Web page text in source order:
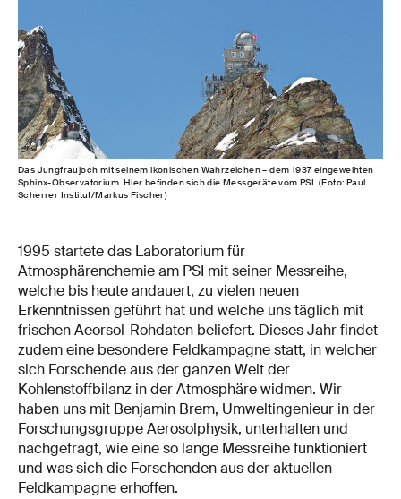
Das Jungfraujoch mit seinem ikonischen Wahrzeichen – dem 1937 eingeweihten
Sphinx-Observatorium. Hier befinden sich die Messgeräte vom PSI. (Foto: Paul
Scherrer Institut/Markus Fischer)
1995 startete das Laboratorium für
Atmosphärenchemie am PSI mit seiner Messreihe,
welche bis heute andauert, zu vielen neuen
Erkenntnissen geführt hat und welche uns täglich mit
frischen Aeorsol-Rohdaten beliefert. Dieses Jahr findet
zudem eine besondere Feldkampagne statt, in welcher
sich Forschende aus der ganzen Welt der
Kohlenstoffbilanz in der Atmosphäre widmen. Wir
haben uns mit Benjamin Brem, Umweltingenieur in der
Forschungsgruppe Aerosolphysik, unterhalten und
nachgefragt, wie eine so lange Messreihe funktioniert
und was sich die Forschenden aus der aktuellen
Feldkampagne erhoffen.